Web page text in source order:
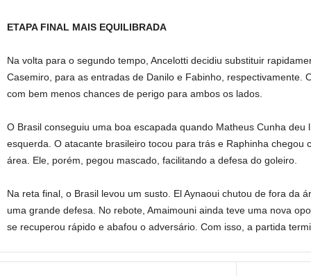
ETAPA FINAL MAIS EQUILIBRADA
Na volta para o segundo tempo, Ancelotti decidiu substituir
Casemiro, para as entradas de Danilo e Fabinho, respectivamente.
com bem menos chances de perigo para ambos os lados.
O Brasil conseguiu uma boa escapada quando Matheus Cunha deu
esquerda. O atacante brasileiro tocou para trás e Raphinha chegou
área. Ele, porém, pegou mascado, facilitando a defesa do goleiro.
Na reta final, o Brasil levou um susto. El Aynaoui chutou de fora da
uma grande defesa. No rebote, Amaimouni ainda teve uma nova
se recuperou rápido e abafou o adversário. Com isso, a partida